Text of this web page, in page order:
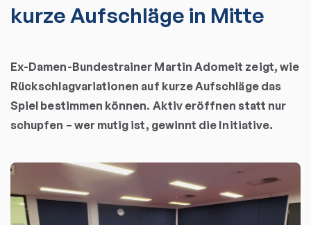
kurze Aufschläge in Mitte
Ex-Damen-Bundestrainer Martin Adomeit zeigt, wie
Rückschlagvariationen auf kurze Aufschläge das
Spiel bestimmen können. Aktiv eröffnen statt nur
schupfen – wer mutig ist, gewinnt die Initiative.